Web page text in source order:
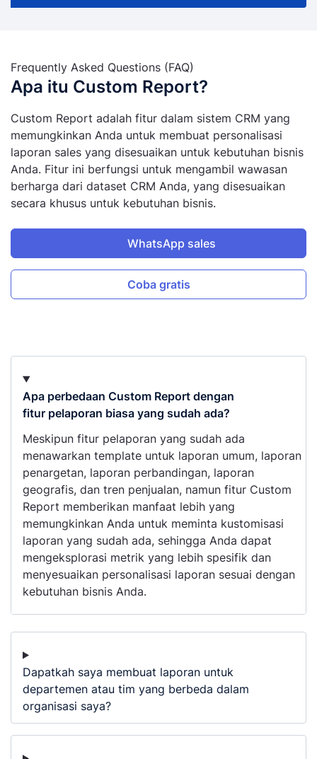
Frequently Asked Questions (FAQ)
Apa itu Custom Report?
Custom Report adalah fitur dalam sistem CRM yang
memungkinkan Anda untuk membuat personalisasi
laporan sales yang disesuaikan untuk kebutuhan bisnis
Anda. Fitur ini berfungsi untuk mengambil wawasan
berharga dari dataset CRM Anda, yang disesuaikan
secara khusus untuk kebutuhan bisnis.
WhatsApp sales
Coba gratis
Apa perbedaan Custom Report dengan
fitur pelaporan biasa yang sudah ada?
Meskipun fitur pelaporan yang sudah ada
menawarkan template untuk laporan umum, laporan
penargetan, laporan perbandingan, laporan
geografis, dan tren penjualan, namun fitur Custom
Report memberikan manfaat lebih yang
memungkinkan Anda untuk meminta kustomisasi
laporan yang sudah ada, sehingga Anda dapat
mengeksplorasi metrik yang lebih spesifik dan
menyesuaikan personalisasi laporan sesuai dengan
kebutuhan bisnis Anda.
Dapatkah saya membuat laporan untuk
departemen atau tim yang berbeda dalam
organisasi saya?